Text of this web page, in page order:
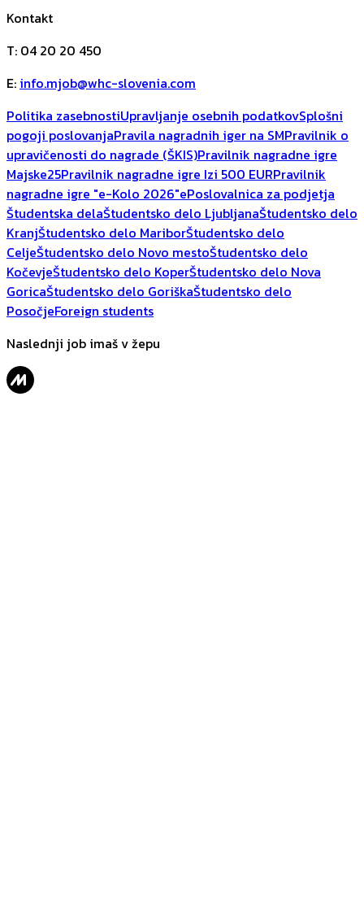
Kontakt
T: 04 20 20 450
E: info.mjob@whc-slovenia.com
Politika zasebnostiUpravljanje osebnih podatkovSplošni
pogoji poslovanjaPravila nagradnih iger na SMPravilnik o
upravičenosti do nagrade (ŠKIS)Pravilnik nagradne igre
Majske25Pravilnik nagradne igre Izi 500 EURPravilnik
nagradne igre "e-Kolo 2026"ePoslovalnica za podjetja
Študentska delaŠtudentsko delo LjubljanaŠtudentsko delo
KranjŠtudentsko delo MariborŠtudentsko delo
CeljeŠtudentsko delo Novo mestoŠtudentsko delo
KočevjeŠtudentsko delo KoperŠtudentsko delo Nova
GoricaŠtudentsko delo GoriškaŠtudentsko delo
PosočjeForeign students
Naslednji job imaš v žepu